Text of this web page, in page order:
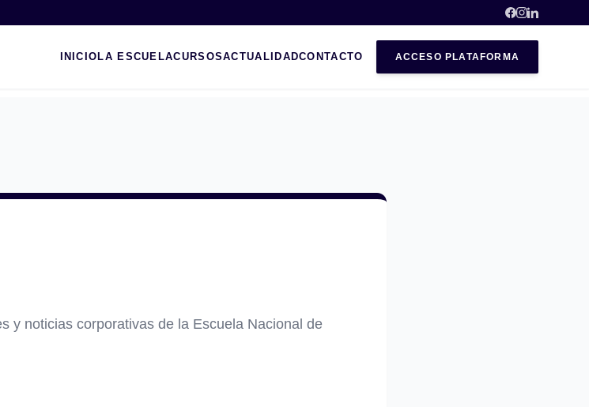
INICIO LA ESCUELACURSOSACTUALIDADCONTACTO ACCESO PLATAFORMA
y noticias corporativas de la Escuela Nacional de